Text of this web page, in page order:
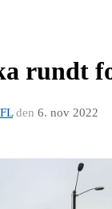
rundt
den 6. nov 2022